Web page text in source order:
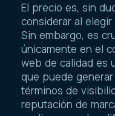
El precio es, sin
considerar al
Sin embargo, es
únicamente en el
web de calidad es
que puede
términos de
reputación de